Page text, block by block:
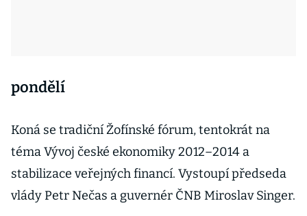
pondělí
Koná se tradiční Žofínské fórum, tentokrát na
téma Vývoj české ekonomiky 2012–2014 a
stabilizace veřejných financí. Vystoupí předseda
vlády Petr Nečas a guvernér ČNB Miroslav Singer.